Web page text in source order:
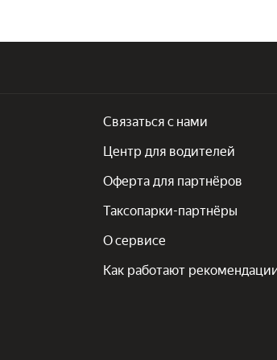
Связаться с нами
Центр для водителей
Оферта для партнёров
Таксопарки-партнёры
О сервисе
Как работают